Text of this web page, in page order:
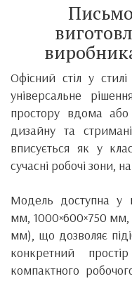
Офісний стіл у
універсальне
простору вдома або
дизайну та
вписується як у
сучасні робочі зони,
Модель доступна у
мм, 1000×600×750 мм,
мм), що дозволяє
конкретний
компактного